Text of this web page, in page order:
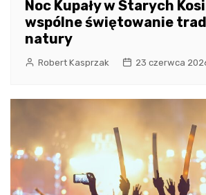
Noc Kupały w Starych
wspólne świętowanie
natury
Robert Kasprzak 23 czerwca